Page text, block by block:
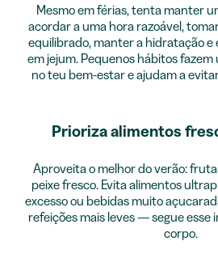
Mesmo em férias, tenta manter
acordar a uma hora razoável,
equilibrado, manter a hidratação e
em jejum. Pequenos hábitos
no teu bem-estar e ajudam a
Prioriza alimentos
Aproveita o melhor do verão:
peixe fresco. Evita alimentos
excesso ou bebidas muito
refeições mais leves — segue esse
corpo.